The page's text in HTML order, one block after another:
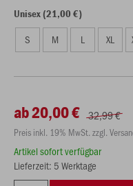
Unisex (21,00 €)
S M L XL
ab 20,00 € 32,99 €
Preis inkl. 19% MwSt. zzgl.
Artikel sofort verfügbar
Lieferzeit: 5 Werktage